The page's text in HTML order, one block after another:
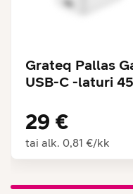
iPadOS 26 tuo
uudelle tasolle.
järjestely tarjoaa
suorituskykyä vaativia
luovia projekteja
arkeen.
Grateq Pallas
USB-C -laturi
29 €
tai alk. 0,81 €/kk